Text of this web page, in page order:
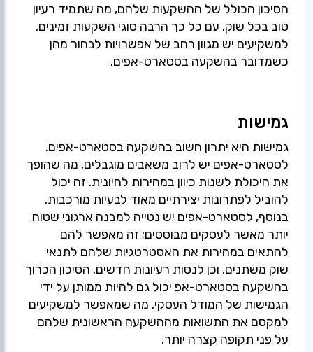
הסיכון הכולל של ההשקעות שלהם, מה שתמיד רעיון
טוב בכל שוק. עם כל כך הרבה סוגי השקעות זמינים,
למשקיעים יש מגוון רחב של אפשרויות לבחור מהן
כשמדובר בהשקעה בסטארט-אפים.
גמישות
גמישות היא יתרון חשוב בהשקעה בסטארט-אפים.
לסטארט-אפים יש לרוב משאבים מוגבלים, מה שהופך
את היכולת לשנות כיוון במהירות לחיונית. זה יכול
להוביל לפתרונות יצירתיים מאוד לבעיות מורכבות.
בנוסף, לסטארט-אפים יש נטייה למבנה ארגוני שטוח
יותר מאשר לעסקים מבוססים; זה מאפשר להם
להתאים במהירות את האסטרטגיות שלהם לתנאי
שוק משתנים, וכן לנסות רעיונות חדשים. הסיכון הכרוך
בהשקעה בסטארט-אפ יכול גם להיות ממותן על ידי
הגמישות של המודל העסקי, מה שמאפשר למשקיעים
למקסם את התשואות מההשקעה הראשונית שלהם
על פני תקופה קצרה יותר.